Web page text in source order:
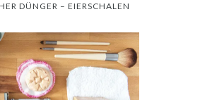
DÜNGER – EIERSCHALEN